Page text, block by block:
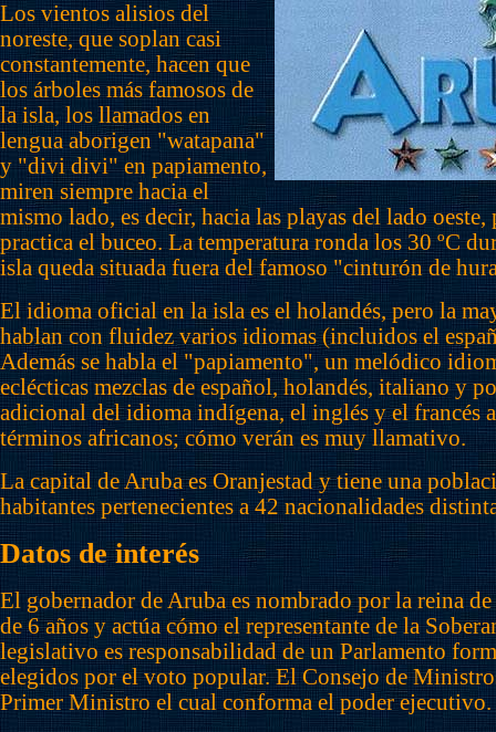
Los vientos alisios del
noreste, que soplan casi
constantemente, hacen que
los árboles más famosos de
la isla, los llamados en
lengua aborigen "watapana"
y "divi divi" en papiamento,
miren siempre hacia el
mismo lado, es decir, hacia las playas del lado oeste,
practica el buceo. La temperatura ronda los 30 ºC
isla queda situada fuera del famoso "cinturón de
El idioma oficial en la isla es el holandés, pero la
hablan con fluidez varios idiomas (incluidos el
Además se habla el "papiamento", un melódico
eclécticas mezclas de español, holandés, italiano y
adicional del idioma indígena, el inglés y el francés
términos africanos; cómo verán es muy llamativo.
La capital de Aruba es Oranjestad y tiene una
habitantes pertenecientes a 42 nacionalidades
Datos de interés
El gobernador de Aruba es nombrado por la reina
de 6 años y actúa cómo el representante de la
legislativo es responsabilidad de un Parlamento
elegidos por el voto popular. El Consejo de
Primer Ministro el cual conforma el poder ejecutivo.